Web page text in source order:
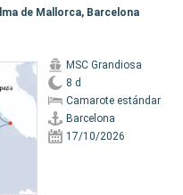
de Mallorca, Barcelona
MSC Grandiosa
8 d
Camarote estándar
Barcelona
17/10/2026